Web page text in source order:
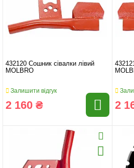
432120 Сошник сівалки лівий
MOLBRO
Залишити відгук
2 160 ₴ 2